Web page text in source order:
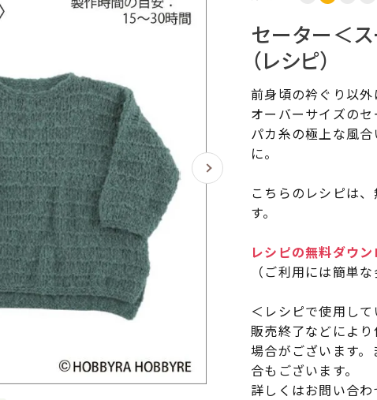
セーター＜
（レシピ）
前身頃の衿ぐり以
オーバーサイズの
パカ糸の極上な風
に。
こちらのレシピは
す。
レシピの無料ダウ
（ご利用には簡単
＜レシピで使用し
販売終了などによ
場合がございます
合もございます。
詳しくはお問い合わ